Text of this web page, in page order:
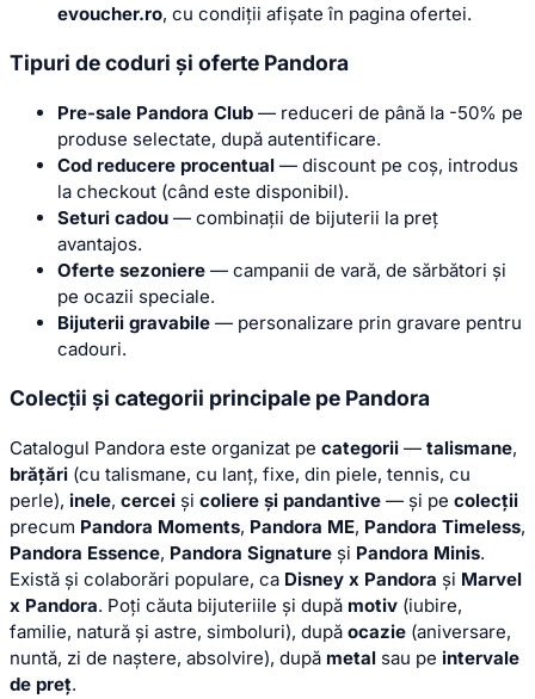
evoucher.ro, cu condiții afișate în pagina ofertei.
Tipuri de coduri și oferte Pandora
Pre-sale Pandora Club — reduceri de până la -50% pe
produse selectate, după autentificare.
Cod reducere procentual — discount pe coș, introdus
la checkout (când este disponibil).
Seturi cadou — combinații de bijuterii la preț
avantajos.
Oferte sezoniere — campanii de vară, de sărbători și
pe ocazii speciale.
Bijuterii gravabile — personalizare prin gravare pentru
cadouri.
Colecții și categorii principale pe Pandora
Catalogul Pandora este organizat pe categorii — talismane,
brățări (cu talismane, cu lanț, fixe, din piele, tennis, cu
perle), inele, cercei și coliere și pandantive — și pe colecții
precum Pandora Moments, Pandora ME, Pandora Timeless,
Pandora Essence, Pandora Signature și Pandora Minis.
Există și colaborări populare, ca Disney x Pandora și Marvel
x Pandora. Poți căuta bijuteriile și după motiv (iubire,
familie, natură și astre, simboluri), după ocazie (aniversare,
nuntă, zi de naștere, absolvire), după metal sau pe intervale
de preț.